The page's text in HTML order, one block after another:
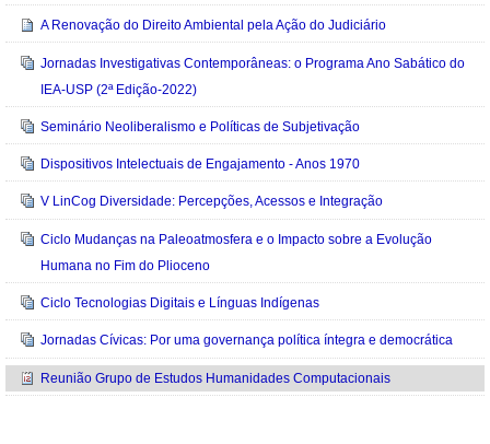
A Renovação do Direito Ambiental pela Ação do Judiciário
Jornadas Investigativas Contemporâneas: o Programa Ano Sabático do
IEA-USP (2ª Edição-2022)
Seminário Neoliberalismo e Políticas de Subjetivação
Dispositivos Intelectuais de Engajamento - Anos 1970
V LinCog Diversidade: Percepções, Acessos e Integração
Ciclo Mudanças na Paleoatmosfera e o Impacto sobre a Evolução
Humana no Fim do Plioceno
Ciclo Tecnologias Digitais e Línguas Indígenas
Jornadas Cívicas: Por uma governança política íntegra e democrática
Reunião Grupo de Estudos Humanidades Computacionais